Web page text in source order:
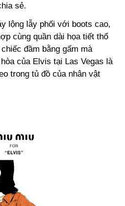
sẻ.
lộng lẫy phối với boots cao,
cùng quần dài họa tiết thổ
đầm bằng gấm mà
của Elvis tại Las Vegas là
trong tủ đồ của nhân vật